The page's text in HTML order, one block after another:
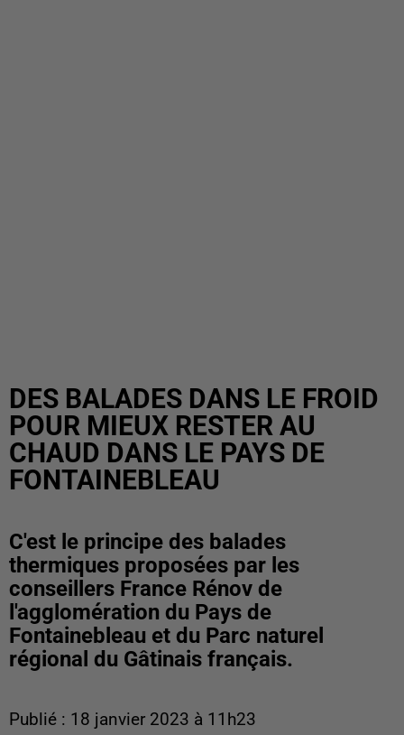
DES BALADES DANS LE FROID
POUR MIEUX RESTER AU
CHAUD DANS LE PAYS DE
FONTAINEBLEAU
C'est le principe des balades
thermiques proposées par les
conseillers France Rénov de
l'agglomération du Pays de
Fontainebleau et du Parc naturel
régional du Gâtinais français.
Publié : 18 janvier 2023 à 11h23